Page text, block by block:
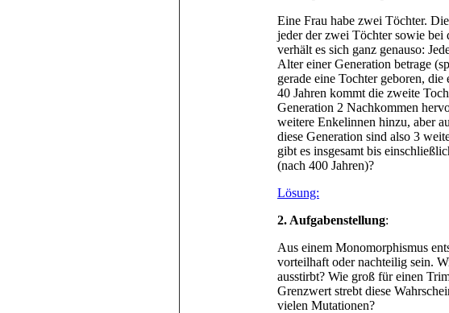
Eine Frau habe zwei Töchter.
jeder der zwei Töchter sowie
verhält es sich ganz genauso:
Alter einer Generation betrage
gerade eine Tochter geboren,
40 Jahren kommt die zweite
Generation 2 Nachkommen
weitere Enkelinnen hinzu, aber
diese Generation sind also 3
gibt es insgesamt bis
(nach 400 Jahren)?
Lösung:
2. Aufgabenstellung:
Aus einem Monomorphismus
vorteilhaft oder nachteilig sein.
ausstirbt? Wie groß für einen
Grenzwert strebt diese
vielen Mutationen?